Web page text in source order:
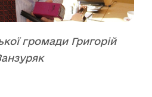
громади Григорій